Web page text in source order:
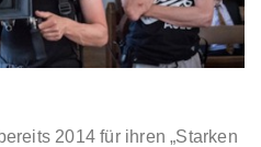
2014 für ihren „Starken